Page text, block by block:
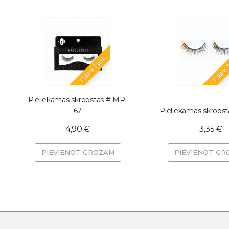
Palika 3 gab.
Pieliekamās skropstas # MR-
67
4,90 €
PIEVIENOT GROZAM
Pieliekamās
3,35 €
PIEVIENOT